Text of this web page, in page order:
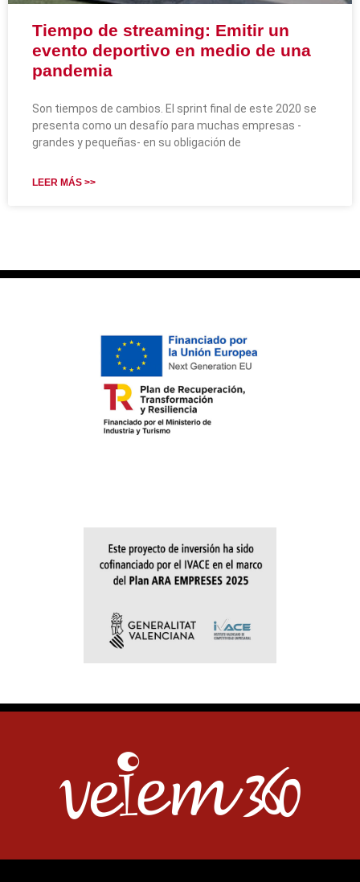
Tiempo de streaming: Emitir un
evento deportivo en medio de una
pandemia
Son tiempos de cambios. El sprint final de este 2020 se
presenta como un desafío para muchas empresas -
grandes y pequeñas- en su obligación de
LEER MÁS >>